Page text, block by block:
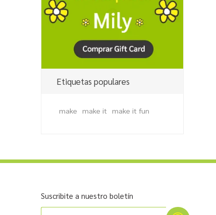
Etiquetas populares
make make it make it fun
Suscribite a nuestro boletín